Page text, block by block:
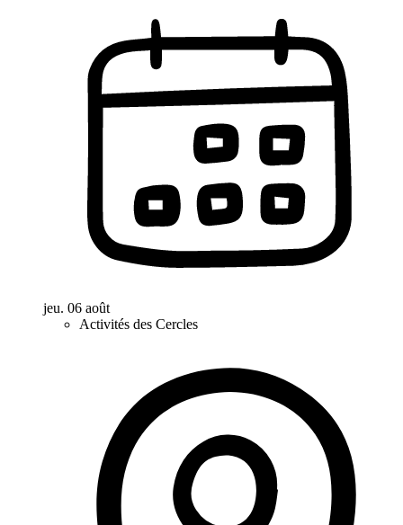
jeu. 06 août
Activités des Cercles